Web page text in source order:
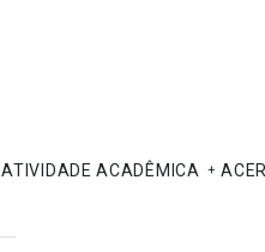
ATIVIDADE ACADÊMICA